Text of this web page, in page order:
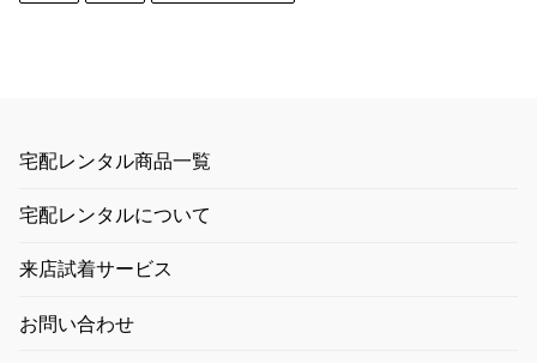
宅配レンタル商品一覧
宅配レンタルについて
来店試着サービス
お問い合わせ